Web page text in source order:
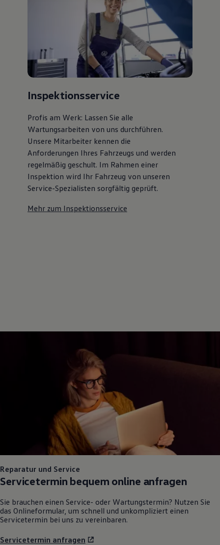
Inspektionsservice
Profis am Werk: Lassen Sie alle
Wartungsarbeiten von uns durchführen.
Unsere Mitarbeiter kennen die
Anforderungen Ihres Fahrzeugs und werden
regelmäßig geschult. Im Rahmen einer
Inspektion wird Ihr Fahrzeug von unseren
Service-Spezialisten sorgfältig geprüft.
Mehr zum Inspektionsservice
Reparatur und Service
Servicetermin bequem online anfragen
Sie brauchen einen Service- oder Wartungstermin? Nutzen Sie
das Onlineformular, um schnell und unkompliziert einen
Servicetermin bei uns zu vereinbaren.
Servicetermin anfragen